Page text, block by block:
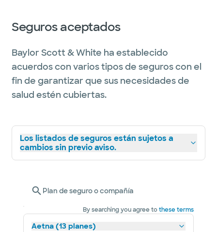
Seguros aceptados
Baylor Scott & White ha establecido
acuerdos con varios tipos de seguros con el
fin de garantizar que sus necesidades de
salud estén cubiertas.
Los listados de seguros están sujetos a
cambios sin previo aviso.
Plan de seguro o compañía
By searching you agree tothese terms
Aetna (13 planes)